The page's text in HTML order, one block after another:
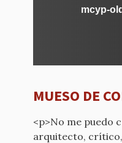
mcyp-old
MUESO DE
<p>No me puedo
arquitecto,